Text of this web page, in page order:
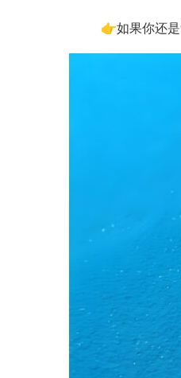
👉如果你还是觉